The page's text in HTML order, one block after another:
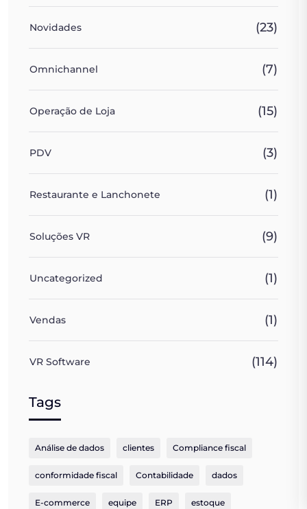
Novidades (23)
Omnichannel (7)
Operação de Loja (15)
PDV (3)
Restaurante e Lanchonete (1)
Soluções VR (9)
Uncategorized (1)
Vendas (1)
VR Software (114)
Tags
Análise de dados clientes Compliance fiscal
conformidade fiscal Contabilidade dados
E-commerce equipe ERP estoque